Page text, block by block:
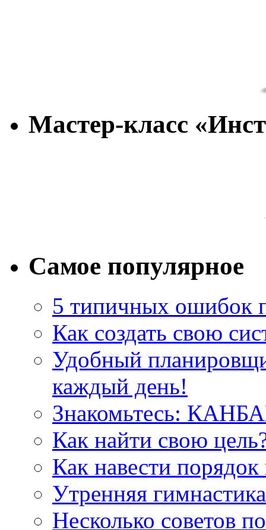
Мастер-класс
Самое популярное
5 типичных ошибок
Как создать свою
Удобный
каждый день!
Знакомьтесь:
Как найти свою
Как навести
Утренняя
Несколько советов